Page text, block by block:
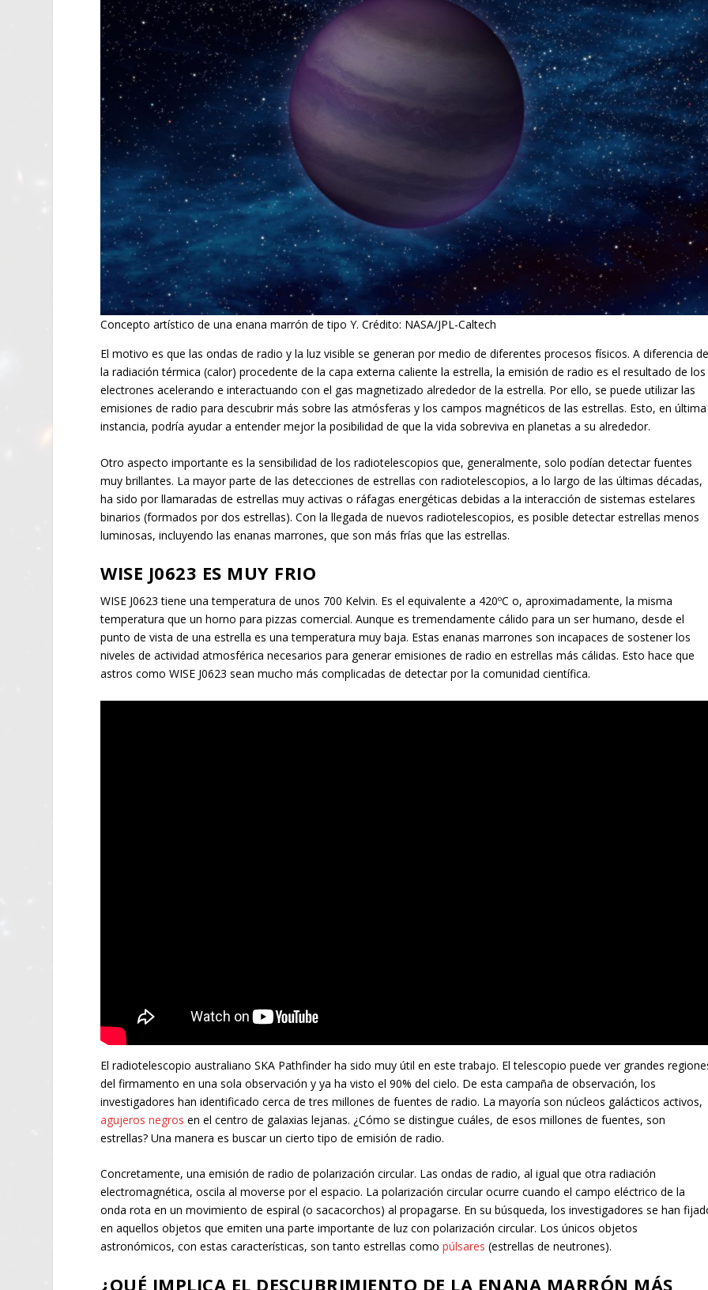
Concepto artístico de una enana marrón de tipo Y. Crédito: NASA/JPL-Caltech
El motivo es que las ondas de radio y la luz visible se generan por medio de diferentes procesos físicos. A diferencia
la radiación térmica (calor) procedente de la capa externa caliente la estrella, la emisión de radio es el resultado de los
electrones acelerando e interactuando con el gas magnetizado alrededor de la estrella. Por ello, se puede utilizar las
emisiones de radio para descubrir más sobre las atmósferas y los campos magnéticos de las estrellas. Esto, en última
instancia, podría ayudar a entender mejor la posibilidad de que la vida sobreviva en planetas a su alrededor.
Otro aspecto importante es la sensibilidad de los radiotelescopios que, generalmente, solo podían detectar fuentes
muy brillantes. La mayor parte de las detecciones de estrellas con radiotelescopios, a lo largo de las últimas décadas,
ha sido por llamaradas de estrellas muy activas o ráfagas energéticas debidas a la interacción de sistemas estelares
binarios (formados por dos estrellas). Con la llegada de nuevos radiotelescopios, es posible detectar estrellas menos
luminosas, incluyendo las enanas marrones, que son más frías que las estrellas.
WISE J0623 ES MUY FRIO
WISE J0623 tiene una temperatura de unos 700 Kelvin. Es el equivalente a 420ºC o, aproximadamente, la misma
temperatura que un horno para pizzas comercial. Aunque es tremendamente cálido para un ser humano, desde el
punto de vista de una estrella es una temperatura muy baja. Estas enanas marrones son incapaces de sostener los
niveles de actividad atmosférica necesarios para generar emisiones de radio en estrellas más cálidas. Esto hace que
astros como WISE J0623 sean mucho más complicadas de detectar por la comunidad científica.
El radiotelescopio australiano SKA Pathfinder ha sido muy útil en este trabajo. El telescopio puede ver grandes
del firmamento en una sola observación y ya ha visto el 90% del cielo. De esta campaña de observación, los
investigadores han identificado cerca de tres millones de fuentes de radio. La mayoría son núcleos galácticos activos,
agujeros negros en el centro de galaxias lejanas. ¿Cómo se distingue cuáles, de esos millones de fuentes, son
estrellas? Una manera es buscar un cierto tipo de emisión de radio.
Concretamente, una emisión de radio de polarización circular. Las ondas de radio, al igual que otra radiación
electromagnética, oscila al moverse por el espacio. La polarización circular ocurre cuando el campo eléctrico de la
onda rota en un movimiento de espiral (o sacacorchos) al propagarse. En su búsqueda, los investigadores se han
en aquellos objetos que emiten una parte importante de luz con polarización circular. Los únicos objetos
astronómicos, con estas características, son tanto estrellas comopúlsares (estrellas de neutrones).
¿QUÉ IMPLICA EL DESCUBRIMIENTO DE LA ENANA MARRÓN MÁS